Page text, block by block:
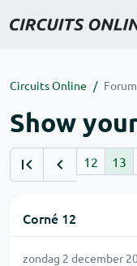
Circuits Online Forum
Show
12 13
Corné 12
zondag 2 december